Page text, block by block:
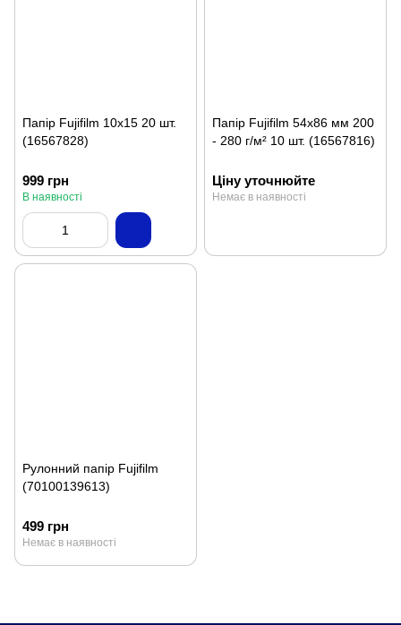
Папір Fujifilm 10x15 20 шт.
(16567828)
999 грн
В наявності
Папір Fujifilm 54х86 мм 200
- 280 г/м² 10 шт. (16567816)
Ціну уточнюйте
Немає в наявності
Рулонний папір Fujifilm
(70100139613)
499 грн
Немає в наявності